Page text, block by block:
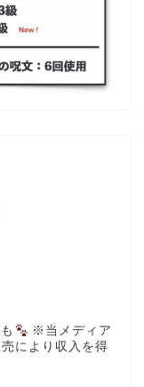
※当メディア
により収入を得